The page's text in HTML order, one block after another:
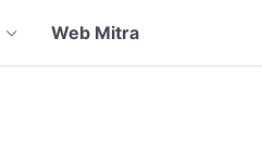
Web Mitra